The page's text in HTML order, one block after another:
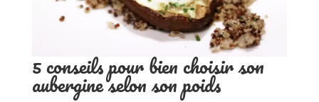
5 conseils pour bien choisir son
aubergine selon son poids